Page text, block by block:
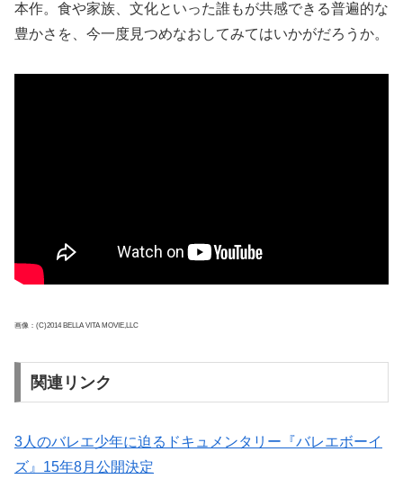
本作。食や家族、文化といった誰もが共感できる普遍的な
豊かさを、今一度見つめなおしてみてはいかがだろうか。
画像：(C)2014 BELLA VITA MOVIE,LLC
関連リンク
3人のバレエ少年に迫るドキュメンタリー『バレエボーイ
ズ』15年8月公開決定